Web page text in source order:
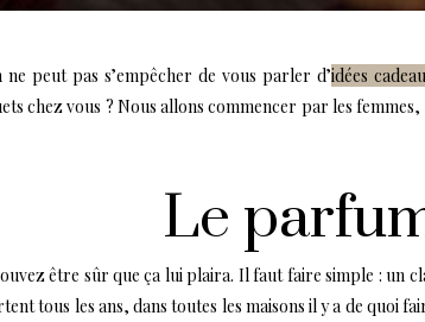
peut pas s’empêcher de vous parler d’idées
chez vous ? Nous allons commencer par les
Le
être sûr que ça lui plaira. Il faut faire simple : un
tous les ans, dans toutes les maisons il y a de quoi